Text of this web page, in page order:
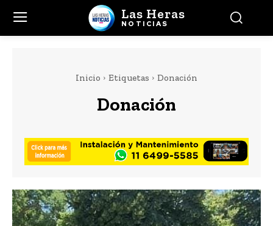
Las Heras
NOTICIAS
Inicio Etiquetas Donación
Donación